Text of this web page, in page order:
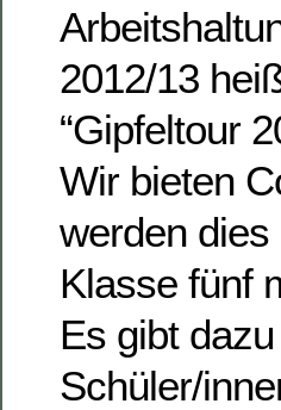
2012/13
“Gipfeltour
Wir bieten
werden
Klasse fünf
Es gibt
Schüler/